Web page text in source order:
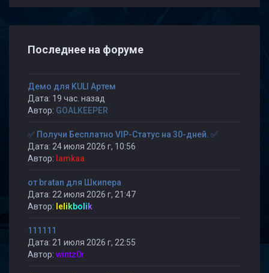
Последнее на форуме
Демо для KULI Артем
Дата: 19 час. назад
Автор: GOALKEEPER
✅ Получи Бесплатно VIP-Статус на 30-дней. ✅
Дата: 24 июля 2026 г, 10:56
Автор: lamkaa
от bratan для Шкипера
Дата: 22 июля 2026 г, 21:47
Автор: lelikbolik
111111
Дата: 21 июля 2026 г, 22:55
Автор: wintz0r